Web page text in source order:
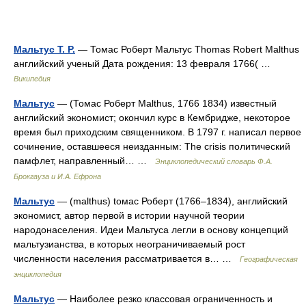
Мальтус Т. Р. — Томас Роберт Мальтус Thomas Robert Malthus
английский ученый Дата рождения: 13 февраля 1766( …
Википедия
Мальтус — (Томас Роберт Malthus, 1766 1834) известный
английский экономист; окончил курс в Кембридже, некоторое
время был приходским священником. В 1797 г. написал первое
сочинение, оставшееся неизданным: The crisis политический
памфлет, направленный… …
Энциклопедический словарь Ф.А.
Брокгауза и И.А. Ефрона
Мальтус — (malthus) tомac Роберт (1766–1834), английский
экономист, автор первой в истории научной теории
народонаселения. Идеи Мальтуса легли в основу концепций
мальтузианства, в которых неограничиваемый рост
численности населения рассматривается в… …
Географическая
энциклопедия
Мальтус — Наиболее резко классовая ограниченность и